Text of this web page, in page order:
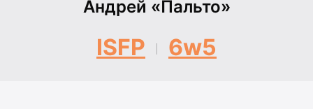
Андрей «Пальто»
ISFP 6w5